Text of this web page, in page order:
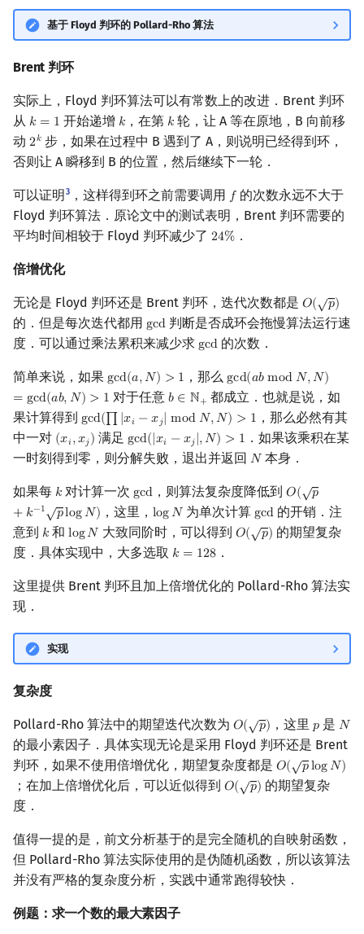
基于 Floyd 判环的 Pollard-Rho 算法
Brent 判环
实际上，Floyd 判环算法可以有常数上的改进．Brent 判环
从 𝑘 = 1
k =1 开始递增 𝑘
k，在第 𝑘
k 轮，让 A 等在原地，B 向前移
动 2𝑘
2k 步，如果在过程中 B 遇到了 A，则说明已经得到环，
否则让 A 瞬移到 B 的位置，然后继续下一轮．
可以证明 3 ，这样得到环之前需要调用 𝑓
f 的次数永远不大于
Floyd 判环算法．原论文中的测试表明，Brent 判环需要的
平均时间相较于 Floyd 判环减少了 24%
24% ．
倍增优化
无论是 Floyd 判环还是 Brent 判环，迭代次数都是 𝑂( √𝑝)
O(p)
的．但是每次迭代都用 gcd
gcd判断是否成环会拖慢算法运行速
度．可以通过乘法累积来减少求 gcd
gcd的次数．
简单来说，如果 gcd(𝑎,𝑁) > 1
gcd(a,N)> 1 ，那么 gcd(𝑎𝑏mod𝑁,𝑁)
= gcd(𝑎𝑏,𝑁) > 1
gcd(abmod N,N)=gcd
对于任意𝑏 ∈ ℕ+
b ∈ N+ 都成立．也就是说，如
果计算得到 gcd(∏|𝑥𝑖 −𝑥𝑗| mod𝑁,𝑁) > 1
gcd(∏| xi− xj| modN,N )>1
，那么必然有其
中一对 (𝑥𝑖,𝑥𝑗)
(xi,xj) 满足 gcd(|𝑥𝑖 −𝑥𝑗|,𝑁) > 1
gcd( |xi −x |,N)>1
．如果该乘积在某
一时刻得到零，则分解失败，退出并返回 𝑁
N 本身．
如果每 𝑘
k 对计算一次 gcd
gcd ，则算法复杂度降低到𝑂(√𝑝
+ 𝑘−1 √𝑝log𝑁)
O(p+k
，这里， log𝑁
logN 为单次计算 gcd
gcd 的开销．注
意到 𝑘
k 和log𝑁
logN 大致同阶时，可以得到 𝑂(√𝑝)
O(p)
的期望复杂
度．具体实现中，大多选取 𝑘 = 128
k =128 ．
这里提供 Brent 判环且加上倍增优化的 Pollard-Rho 算法实
现．
实现
复杂度
Pollard-Rho 算法中的期望迭代次数为 𝑂( √𝑝)
O(p) ，这里𝑝
p 是𝑁
N
的最小素因子．具体实现无论是采用 Floyd 判环还是 Brent
判环，如果不使用倍增优化，期望复杂度都是 𝑂( √𝑝log𝑁)
O(plogN)
；在加上倍增优化后，可以近似得到 𝑂( √𝑝)
O(p)
的期望复杂
度．
值得一提的是，前文分析基于的是完全随机的自映射函数，
但 Pollard-Rho 算法实际使用的是伪随机函数，所以该算法
并没有严格的复杂度分析，实践中通常跑得较快．
例题：求一个数的最大素因子